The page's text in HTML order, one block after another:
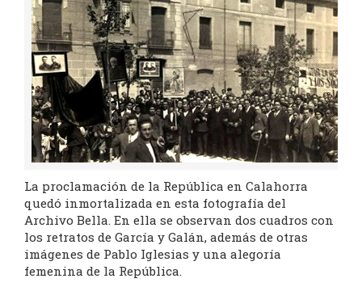
La proclamación de la República en Calahorra
quedó inmortalizada en esta fotografía del
Archivo Bella. En ella se observan dos cuadros con
los retratos de García y Galán, además de otras
imágenes de Pablo Iglesias y una alegoría
femenina de la República.